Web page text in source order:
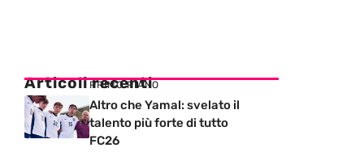
Articoli recenti
PRIMO PIANO
Altro che Yamal: svelato il
talento più forte di tutto
FC26